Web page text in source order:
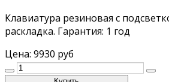
Клавиатура резиновая с
раскладка. Гарантия: 1 год
Цена: 9930 руб